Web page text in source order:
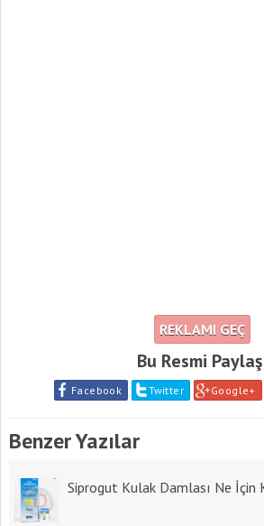
REKLAMI GEÇ
Bu Resmi
Facebook Twitter Google+
Benzer Yazılar
Siprogut Kulak Damlası Ne İçin